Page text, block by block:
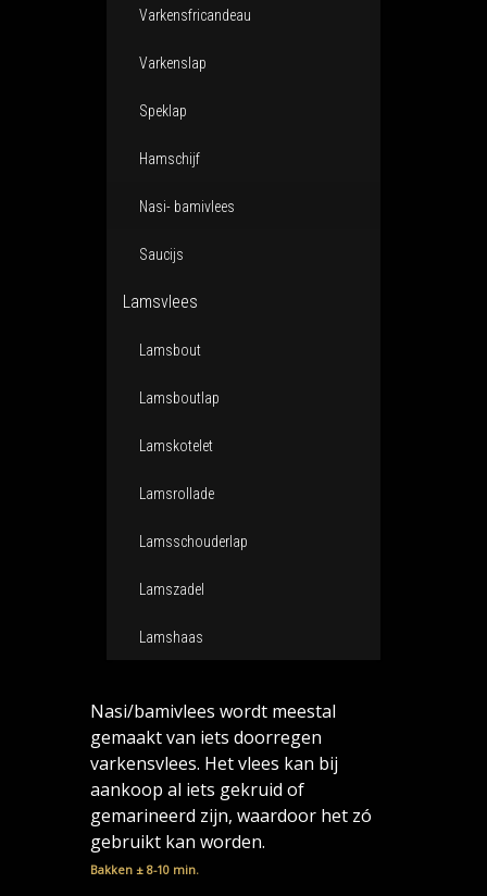
Varkensfricandeau
Varkenslap
Speklap
Hamschijf
Nasi- bamivlees
Saucijs
Lamsvlees
Lamsbout
Lamsboutlap
Lamskotelet
Lamsrollade
Lamsschouderlap
Lamszadel
Lamshaas
Nasi/bamivlees wordt meestal
gemaakt van iets doorregen
varkensvlees. Het vlees kan bij
aankoop al iets gekruid of
gemarineerd zijn, waardoor het zó
gebruikt kan worden.
Bakken ± 8-10 min.